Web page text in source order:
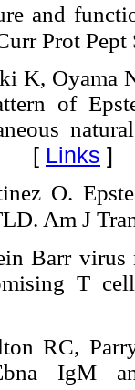
and
Prot
K, Oyama
of
Links ]
O.
Am J
Barr
T
RC,
IgM